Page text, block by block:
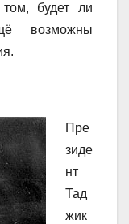
будет ли
возможны
Пре
зиде
нт
Тад
жик